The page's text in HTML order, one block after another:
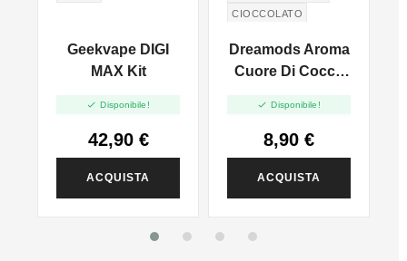
Geekvape DIGI
MAX Kit
 Disponibile!
42,90 €
ACQUISTA
CIOCCOLATO
CEREALS
Dreamods Aroma
Cuore Di Cocco
 Disponibile!
8,90 €
ACQUISTA